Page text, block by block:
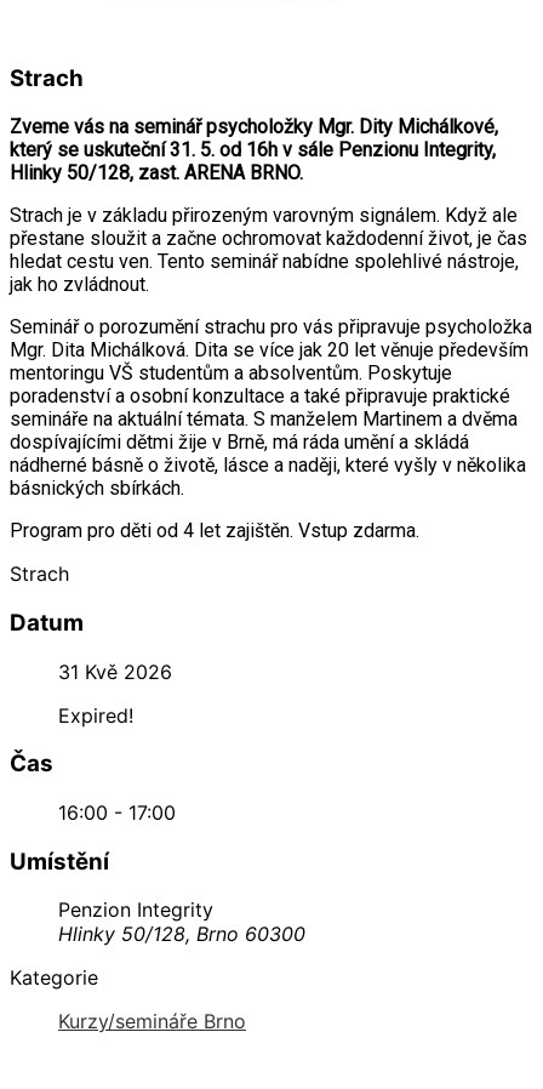
Strach
Zveme vás na seminář psycholožky Mgr. Dity Michálkové,
který se uskuteční 31. 5. od 16h v sále Penzionu Integrity,
Hlinky 50/128, zast. ARENA BRNO.
Strach je v základu přirozeným varovným signálem. Když ale
přestane sloužit a začne ochromovat každodenní život, je čas
hledat cestu ven. Tento seminář nabídne spolehlivé nástroje,
jak ho zvládnout.
Seminář o porozumění strachu pro vás připravuje psycholožka
Mgr. Dita Michálková. Dita se více jak 20 let věnuje především
mentoringu VŠ studentům a absolventům. Poskytuje
poradenství a osobní konzultace a také připravuje praktické
semináře na aktuální témata. S manželem Martinem a dvěma
dospívajícími dětmi žije v Brně, má ráda umění a skládá
nádherné básně o životě, lásce a naději, které vyšly v několika
básnických sbírkách.
Program pro děti od 4 let zajištěn. Vstup zdarma.
Strach
Datum
31 Kvě 2026
Expired!
Čas
16:00 - 17:00
Umístění
Penzion Integrity
Hlinky 50/128, Brno 60300
Kategorie
Kurzy/semináře Brno